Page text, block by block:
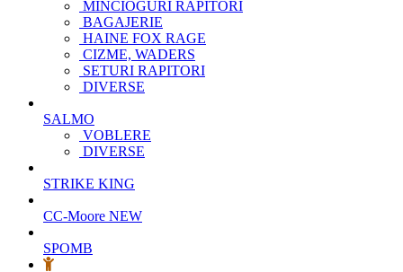
MINCIOGURI RAPITORI
BAGAJERIE
HAINE FOX RAGE
CIZME, WADERS
SETURI RAPITORI
DIVERSE
SALMO
VOBLERE
DIVERSE
STRIKE KING
CC-Moore NEW
SPOMB